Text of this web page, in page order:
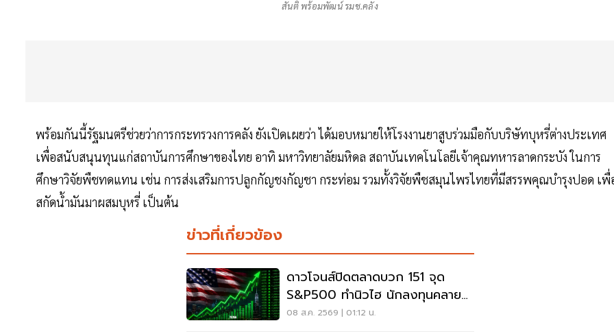
สันติ พร้อมพัฒน์ รมช.คลัง
พร้อมกันนี้รัฐมนตรีช่วยว่าการกระทรวงการคลัง ยังเปิดเผยว่า ได้มอบหมายให้โรงงานยาสูบร่วมมือกับบริษัทบุหรี่ต่างประเทศ
เพื่อสนับสนุนทุนแก่สถาบันการศึกษาของไทย อาทิ มหาวิทยาลัยมหิดล สถาบันเทคโนโลยีเจ้าคุณทหารลาดกระบัง ในการ
ศึกษาวิจัยพืชทดแทน เช่น การส่งเสริมการปลูกกัญชงกัญชา กระท่อม รวมทั้งวิจัยพืชสมุนไพรไทยที่มีสรรพคุณบำรุงปอด เพื่
สกัดน้ำมันมาผสมบุหรี่ เป็นต้น
ข่าวที่เกี่ยวข้อง
ดาวโจนส์ปิดตลาดบวก 151 จุด
S&P500 ทำนิวไฮ นักลงทุนคลาย
กังวลเฟดขึ้นดอกเบี้ย
08 ส.ค. 2569 | 01:12 น.